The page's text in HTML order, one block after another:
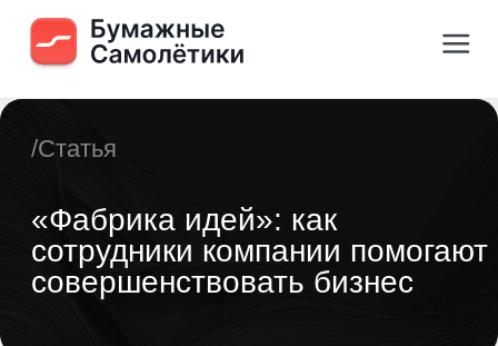
«Фабрика идей»: как
совершенствовать бизнес